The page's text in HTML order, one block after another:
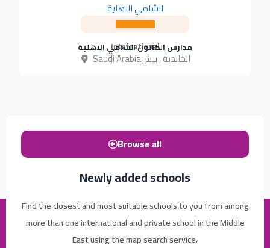
International
مدارس الكانون الشامي الاهلية
Saudi Arabia الخالدية,بيش
Newly added schools
Find the closest and most suitable schools to you from among
more than one international and private school in the Middle
East using the map search service.
Browse all